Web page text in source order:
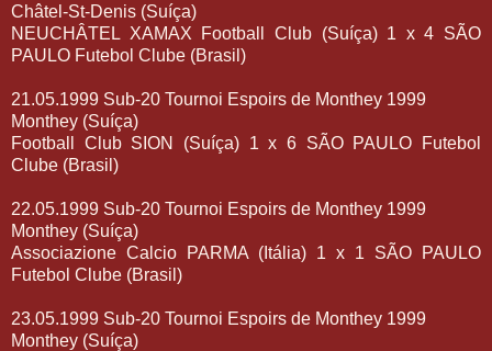
Châtel-St-Denis (Suíça)
NEUCHÂTEL XAMAX Football Club (Suíça) 1 x 4 SÃO
PAULO Futebol Clube (Brasil)
21.05.1999 Sub-20 Tournoi Espoirs de Monthey 1999
Monthey (Suíça)
Football Club SION (Suíça) 1 x 6 SÃO PAULO Futebol
Clube (Brasil)
22.05.1999 Sub-20 Tournoi Espoirs de Monthey 1999
Monthey (Suíça)
Associazione Calcio PARMA (Itália) 1 x 1 SÃO PAULO
Futebol Clube (Brasil)
23.05.1999 Sub-20 Tournoi Espoirs de Monthey 1999
Monthey (Suíça)